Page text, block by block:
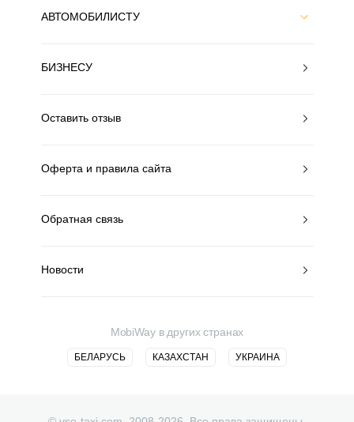
АВТОМОБИЛИСТУ
БИЗНЕСУ
Оставить отзыв
Оферта и правила сайта
Обратная связь
Новости
MobiWay в других странах
БЕЛАРУСЬ КАЗАХСТАН УКРАИНА